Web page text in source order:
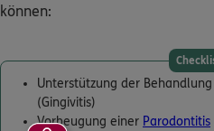
können:
Unterstützung der
(Gingivitis)
Vorbeugung einer Parodontitis